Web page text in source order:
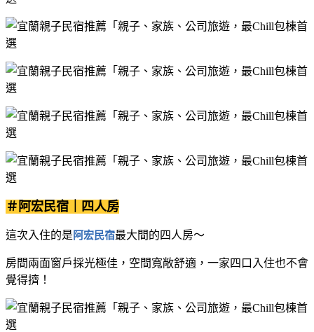
＃阿宏民宿｜四人房
這次入住的是阿宏民宿最大間的四人房～
房間兩面窗戶採光極佳，空間寬敞舒適，一家四口入住也不會
覺得擠！